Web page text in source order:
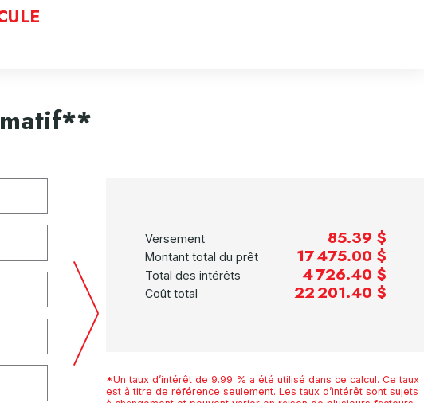
Versement 85.39 $
Montant total du prêt 17 475.00 $
Total des intérêts 4 726.40 $
Coût total 22 201.40 $
*Un taux d’intérêt de 9.99 % a été utilisé dans ce calcul. Ce taux
est à titre de référence seulement. Les taux d’intérêt sont sujets